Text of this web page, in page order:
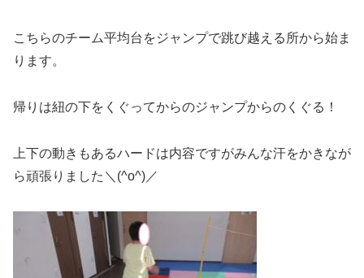
こちらのチーム平均台をジャンプで跳び越える所から始ま
ります。
帰りは紐の下をくぐってからのジャンプからのくぐる！
上下の動きもあるハードは内容ですがみんな汗をかきなが
ら頑張りました＼(^o^)／